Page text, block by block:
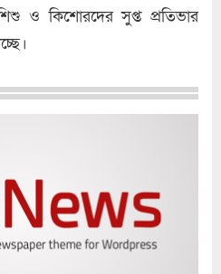
ও কিশোরদের সুপ্ত প্রতিভার